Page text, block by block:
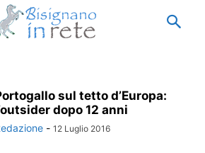
sul tetto d’Europa:
dopo 12 anni
- 12 Luglio 2016